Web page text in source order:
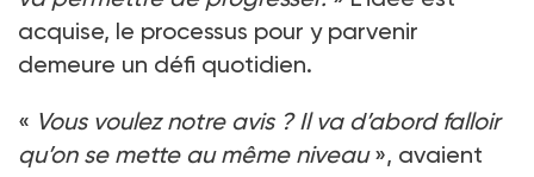
acquise, le processus pour y parvenir
demeure un défi quotidien.
« Vous voulez notre avis ? Il va d’abord falloir
qu’on se mette au même niveau», avaient